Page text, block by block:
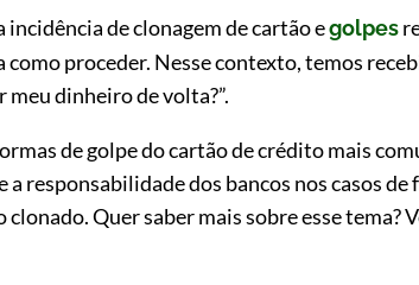
de clonagem de cartão egolpes
proceder. Nesse contexto, temos
dinheiro de volta?”.
de golpe do cartão de crédito mais
responsabilidade dos bancos nos casos de
Quer saber mais sobre esse tema?